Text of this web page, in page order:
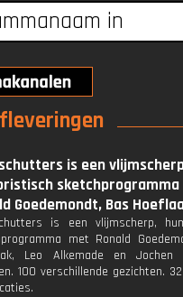
is een
Goedemondt, Bas
is een vlijmscherp,
met Ronald
Leo Alkemade en
100 verschillende gezichten.